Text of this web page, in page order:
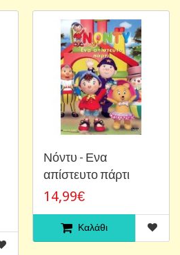
Νόντυ - Ενα
απίστευτο πάρτι
14,99€
Καλάθι